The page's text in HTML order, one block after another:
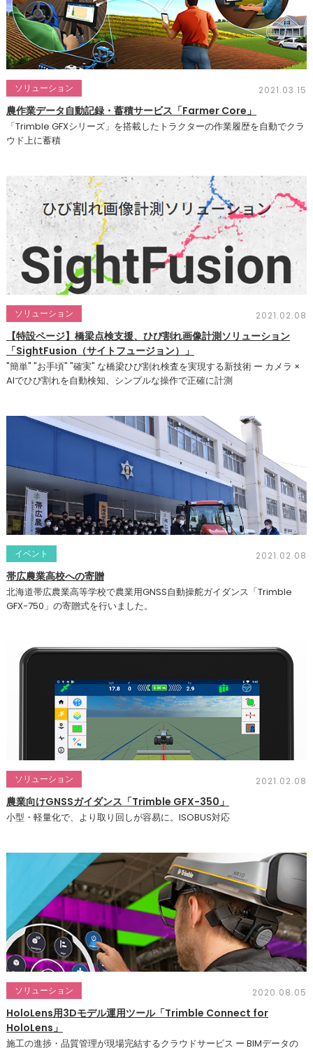
ソリューション 2021.03.15
農作業データ自動記録・蓄積サービス「Farmer Core」
「Trimble GFXシリーズ」を搭載したトラクターの作業履歴を自動でクラ
ウド上に蓄積
ソリューション 2021.02.08
【特設ページ】橋梁点検支援、ひび割れ画像計測ソリューション
「SightFusion（サイトフュージョン）」
"簡単" "お手頃" "確実" な橋梁ひび割れ検査を実現する新技術 ー カメラ ×
AIでひび割れを自動検知、シンプルな操作で正確に計測
イベント 2021.02.08
帯広農業高校への寄贈
北海道帯広農業高等学校で農業用GNSS自動操舵ガイダンス「Trimble
GFX-750」の寄贈式を行いました。
ソリューション 2021.02.08
農業向けGNSSガイダンス「Trimble GFX-350」
小型・軽量化で、より取り回しが容易に。ISOBUS対応
ソリューション 2020.08.05
HoloLens用3Dモデル運用ツール「Trimble Connect for
HoloLens」
施工の進捗・品質管理が現場完結するクラウドサービス ー BIMデータの